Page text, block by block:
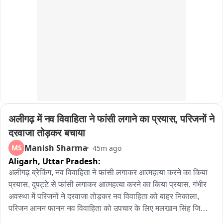
अलीगढ़ में नव विवाहिता ने फांसी लगाने का प्रयास, परिजनों ने
दरवाजा तोड़कर बचाया
MS Manish Sharma 45m ago
Aligarh, Uttar Pradesh:
अलीगढ़ ब्रेकिंग, नव विवाहिता ने फांसी लगाकर आत्महत्या करने का किया
प्रयास, दुपट्टे से फांसी लगाकर आत्महत्या करने का किया प्रयास, गंभीर
अवस्था में परिजनों ने दरवाजा तोड़कर नव विवाहिता को बाहर निकाला,
परिजन आनन फानन नव विवाहिता को उपचार के लिए मलखान सिंह जिला